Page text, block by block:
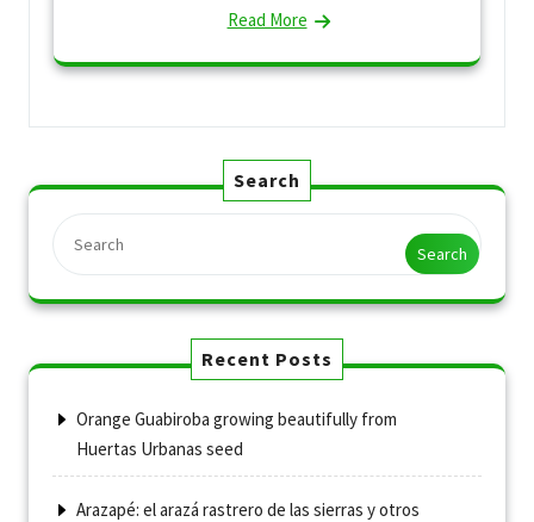
Read More
Search
Search
Recent Posts
Orange Guabiroba growing beautifully from
Huertas Urbanas seed
Arazapé: el arazá rastrero de las sierras y otros